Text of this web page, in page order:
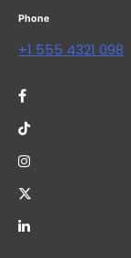
Phone
+1 555 4321 098